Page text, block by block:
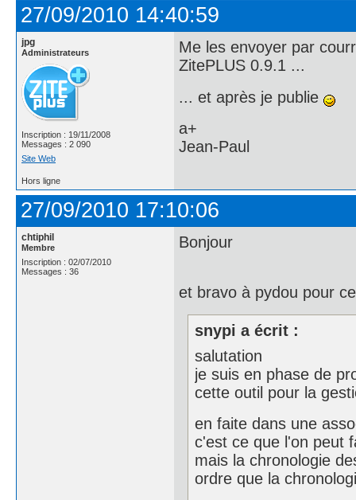
27/09/2010 14:40:59
jpg
Administrateurs
Inscription : 19/11/2008
Messages : 2 090
Site Web
Me les envoyer par
ZitePLUS 0.9.1 ...
... et après je publie
a+
Jean-Paul
Hors ligne
27/09/2010 17:10:06
chtiphil
Membre
Inscription : 02/07/2010
Messages : 36
Bonjour
et bravo à pydou pour
snypi a écrit :
salutation
je suis en phase de
cette outil pour la
en faite dans une
c'est ce que l'on peut
mais la chronologie
ordre que la